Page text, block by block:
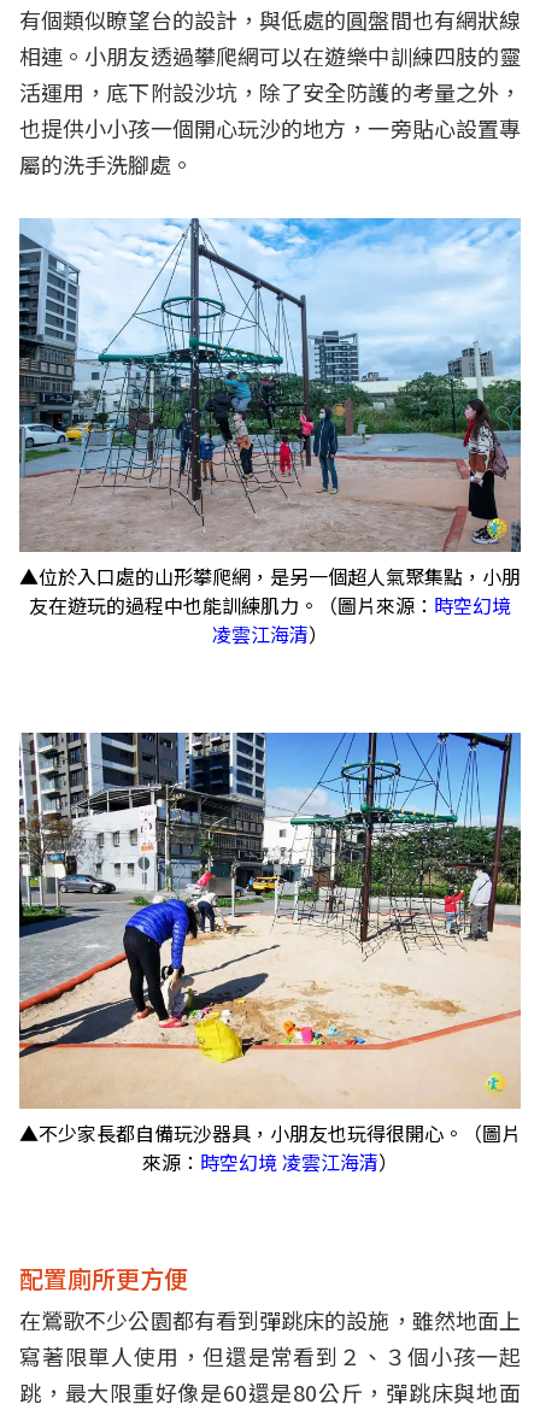
有個類似瞭望台的設計，與低處的圓盤間也有網狀線
相連。小朋友透過攀爬網可以在遊樂中訓練四肢的靈
活運用，底下附設沙坑，除了安全防護的考量之外，
也提供小小孩一個開心玩沙的地方，一旁貼心設置專
屬的洗手洗腳處。
▲位於入口處的山形攀爬網，是另一個超人氣聚集點，小朋
友在遊玩的過程中也能訓練肌力。（圖片來源： 時空幻境
凌雲江海清）
▲不少家長都自備玩沙器具，小朋友也玩得很開心。（圖片
來源： 時空幻境 凌雲江海清）
配置廁所更方便
在鶯歌不少公園都有看到彈跳床的設施，雖然地面上
寫著限單人使用，但還是常看到２、３個小孩一起
跳，最大限重好像是60還是80公斤，彈跳床與地面